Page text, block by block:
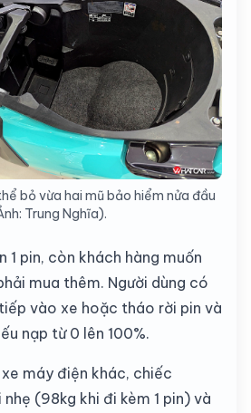
bỏ vừa hai mũ bảo hiểm nửa đầu
Trung Nghĩa).
1 pin, còn khách hàng muốn
mua thêm. Người dùng có
vào xe hoặc tháo rời pin và
nạp từ 0 lên 100%.
máy điện khác, chiếc
(98kg khi đi kèm 1 pin) và